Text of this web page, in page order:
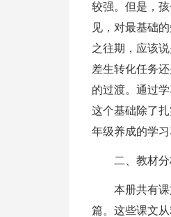
较强。但是，
见，对最基础
之往期，应该
差生转化任务
的过渡。通过
这个基础除了
年级养成的学
二、教材
本册共有
篇。这些课文